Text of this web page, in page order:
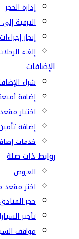
إدارة الحجز
الترقية
إنجاز
إلغاء
الإضافات
شراء
إضافة
اختيار مقعد
إضافة
خدمات
روابط ذات صلة
العروض
اختر مقعد
حجز الفنادق
تأجير
مواقف